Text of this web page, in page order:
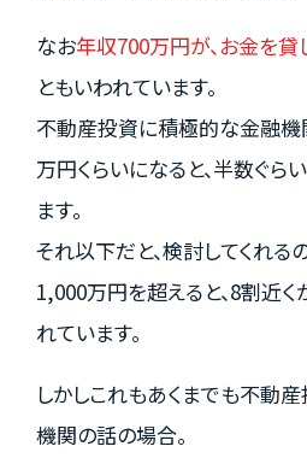
なお年収700万円が、お金を貸
ともいわれています。
不動産投資に積極的な金融機
万円くらいになると、半数ぐら
ます。
それ以下だと、検討してくれる
1,000万円を超えると、8割近
れています。
しかしこれもあくまでも不動
機関の話の場合。